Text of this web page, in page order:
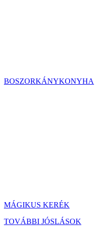
BOSZORKÁNYKONYHA
MÁGIKUS KERÉK
TOVÁBBI JÓSLÁSOK